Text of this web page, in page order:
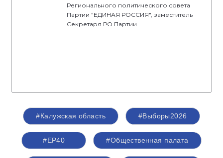
Регионального политического совета
Партии "ЕДИНАЯ РОССИЯ", заместитель
Секретаря РО Партии
#Калужская область #Выборы2026
#ЕР40 #Общественная палата